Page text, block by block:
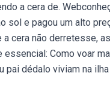
a cera de.
sol e pagou um alto
cera não derretesse,
Como voar
dédalo viviam na